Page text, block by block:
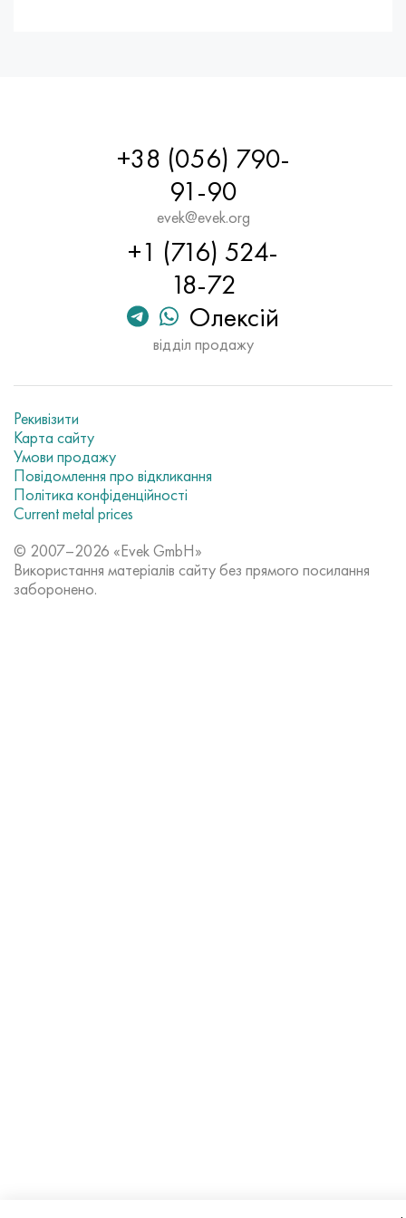
+38 (056) 790-
91-90
evek@evek.org
+1 (716) 524-
18-72
Олексій
відділ продажу
Рекивізити
Карта сайту
Умови продажу
Повідомлення про відкликання
Політика конфіденційності
Current metal prices
© 2007–2026 «Evek GmbH»
Використання матеріалів сайту без прямого посилання
заборонено.
А40Г, 44smn28, 1.0762, 46s20